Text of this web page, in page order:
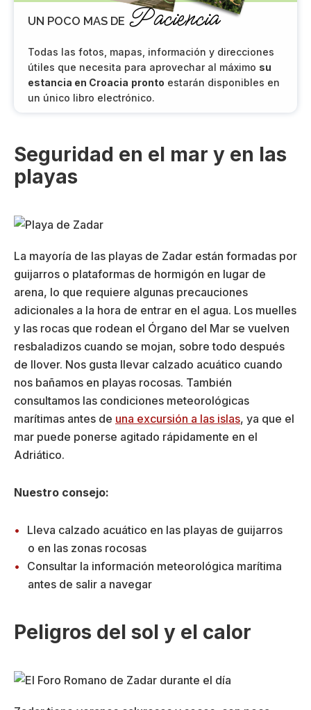
UN POCO MAS DE Paciencia
Todas las fotos, mapas, información y direcciones
útiles que necesita para aprovechar al máximo su
estancia en Croacia pronto estarán disponibles en
un único libro electrónico.
Seguridad en el mar y en las
playas
La mayoría de las playas de Zadar están formadas por
guijarros o plataformas de hormigón en lugar de
arena, lo que requiere algunas precauciones
adicionales a la hora de entrar en el agua. Los muelles
y las rocas que rodean el Órgano del Mar se vuelven
resbaladizos cuando se mojan, sobre todo después
de llover. Nos gusta llevar calzado acuático cuando
nos bañamos en playas rocosas. También
consultamos las condiciones meteorológicas
marítimas antes de una excursión a las islas, ya que el
mar puede ponerse agitado rápidamente en el
Adriático.
Nuestro consejo:
Lleva calzado acuático en las playas de guijarros
o en las zonas rocosas
Consultar la información meteorológica marítima
antes de salir a navegar
Peligros del sol y el calor